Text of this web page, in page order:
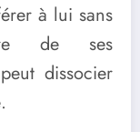
à lui sans
de ses
dissocier